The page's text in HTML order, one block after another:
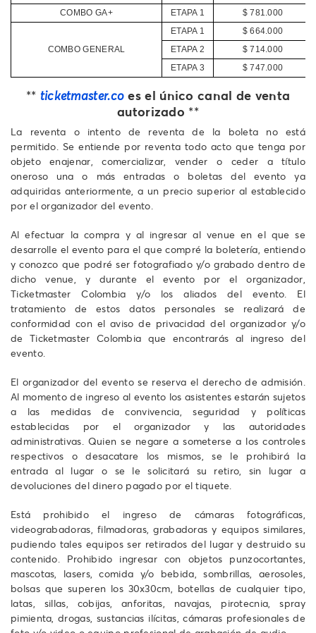
COMBO GA+
ETAPA 1 $ 781.000
COMBO GENERAL
ETAPA 1
$ 664.000
ETAPA 2
$ 714.000
ETAPA 3
$ 747.000
** ticketmaster.co es el único canal de venta
autorizado **
La reventa o intento de reventa de la boleta no está
permitido. Se entiende por reventa todo acto que tenga por
objeto enajenar, comercializar, vender o ceder a título
oneroso una o más entradas o boletas del evento ya
adquiridas anteriormente, a un precio superior al establecido
por el organizador del evento.
Al efectuar la compra y al ingresar al venue en el que se
desarrolle el evento para el que compré la boletería, entiendo
y conozco que podré ser fotografiado y/o grabado dentro de
dicho venue, y durante el evento por el organizador,
Ticketmaster Colombia y/o los aliados del evento. El
tratamiento de estos datos personales se realizará de
conformidad con el aviso de privacidad del organizador y/o
de Ticketmaster Colombia que encontrarás al ingreso del
evento.
El organizador del evento se reserva el derecho de admisión.
Al momento de ingreso al evento los asistentes estarán sujetos
a las medidas de convivencia, seguridad y políticas
establecidas por el organizador y las autoridades
administrativas. Quien se negare a someterse a los controles
respectivos o desacatare los mismos, se le prohibirá la
entrada al lugar o se le solicitará su retiro, sin lugar a
devoluciones del dinero pagado por el tiquete.
Está prohibido el ingreso de cámaras fotográficas,
videograbadoras, filmadoras, grabadoras y equipos similares,
pudiendo tales equipos ser retirados del lugar y destruido su
contenido. Prohibido ingresar con objetos punzocortantes,
mascotas, lasers, comida y/o bebida, sombrillas, aerosoles,
bolsas que superen los 30x30cm, botellas de cualquier tipo,
latas, sillas, cobijas, anforitas, navajas, pirotecnia, spray
pimienta, drogas, sustancias ilícitas, cámaras profesionales de